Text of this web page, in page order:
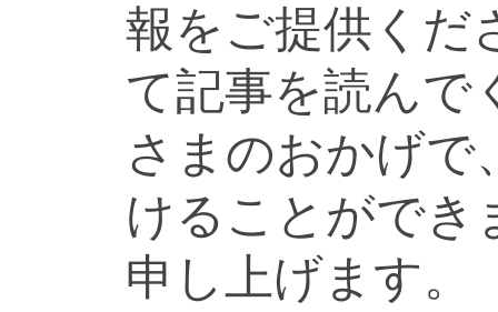
報をご提供くだ
て記事を読んで
さまのおかげで
けることができ
申し上げます。